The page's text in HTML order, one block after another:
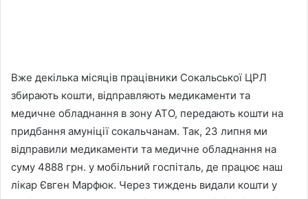
Вже декілька місяців працівники Сокальської ЦРЛ
збирають кошти, відправляють медикаменти та
медичне обладнання в зону АТО, передають кошти на
придбання амуніції сокальчанам. Так, 23 липня ми
відправили медикаменти та медичне обладнання на
суму 4888 грн. у мобільний госпіталь, де працює наш
лікар Євген Марфюк. Через тиждень видали кошти у